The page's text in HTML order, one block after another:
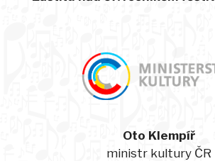
Oto Klempíř
ministr kultury ČR